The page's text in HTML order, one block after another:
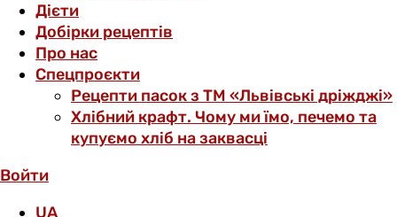
Дієти
Добірки рецептів
Про нас
Спецпроєкти
Рецепти пасок з ТМ «Львівські дріжджі»
Хлібний крафт. Чому ми їмо, печемо та
купуємо хліб на заквасці
Войти
UA